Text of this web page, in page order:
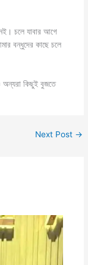
চলে যাবার আগে
বন্ধুদের কাছে চলে
অন্যরা কিছুই বুজতে
Next Post →